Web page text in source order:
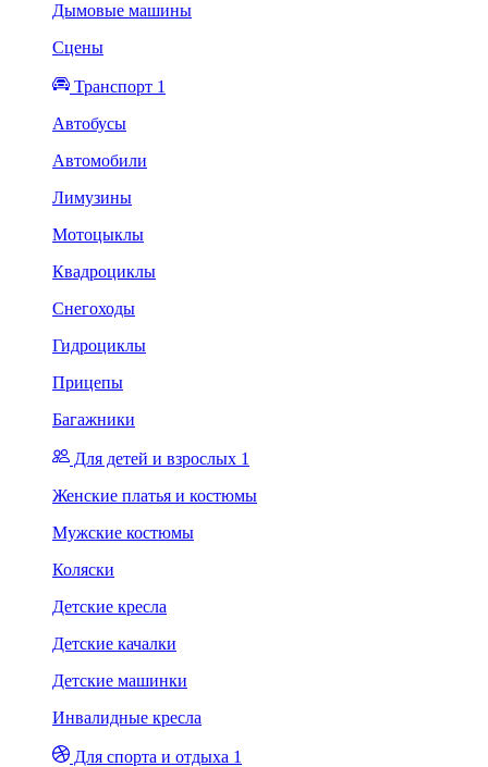
Дымовые машины
Сцены
Транспорт 1
Автобусы
Автомобили
Лимузины
Мотоцыклы
Квадроциклы
Снегоходы
Гидроциклы
Прицепы
Багажники
Для детей и взрослых 1
Женские платья и костюмы
Мужские костюмы
Коляски
Детские кресла
Детские качалки
Детские машинки
Инвалидные кресла
Для спорта и отдыха 1